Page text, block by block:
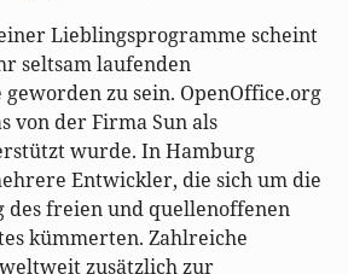
Lieblingsprogramme scheint
seltsam laufenden
zu sein. OpenOffice.org
von der Firma Sun als
wurde. In Hamburg
Entwickler, die sich um die
freien und quellenoffenen
kümmerten. Zahlreiche
zusätzlich zur